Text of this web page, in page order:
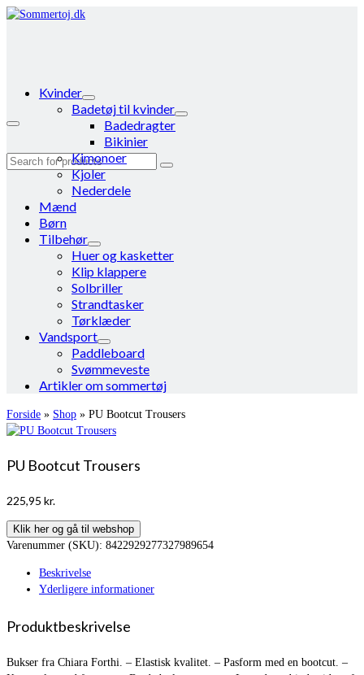
Search
Kvinder
Badetøj til kvinder
Badedragter
Bikinier
Kimonoer
Kjoler
Nederdele
Mænd
Børn
Tilbehør
Huer og kasketter
Klip klappere
Solbriller
Strandtasker
Tørklæder
Vandsport
Paddleboard
Svømmeveste
Artikler om sommertøj
Forside » Shop » PU Bootcut Trousers
PU Bootcut Trousers
225,95 kr.
Klik her og gå til webshop
Varenummer (SKU): 8422929277327989654
Beskrivelse
Yderligere informationer
Produktbeskrivelse
Bukser fra Chiara Forthi. – Elastisk kvalitet. – Pasform med en bootcut. –